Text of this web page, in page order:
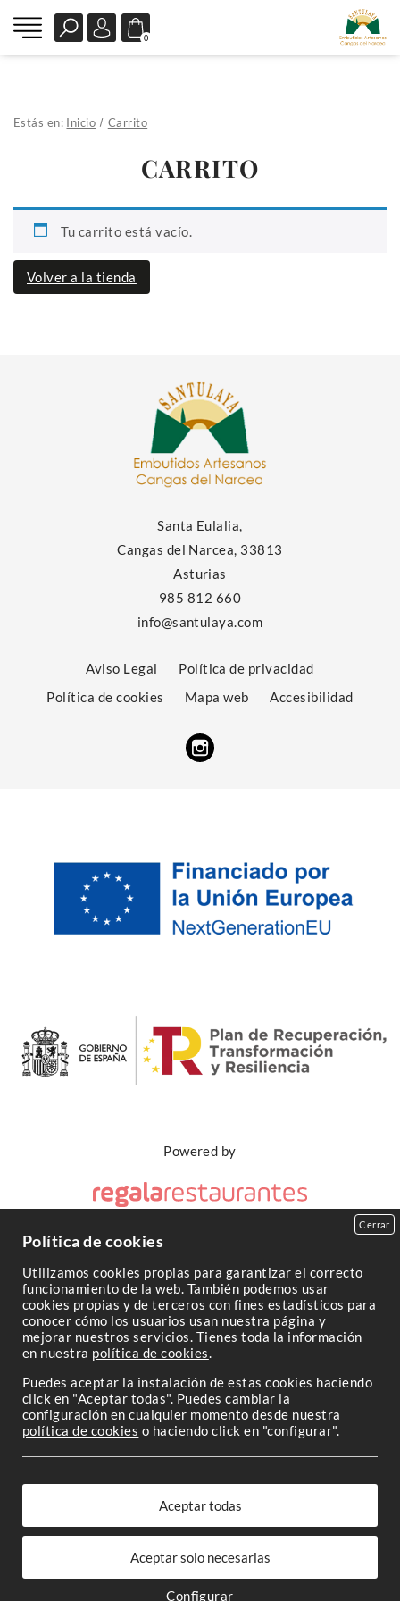
0
Estás en: Inicio Carrito
CARRITO
Tu carrito está vacío.
Volver a la tienda
Santa Eulalia,
Cangas del Narcea, 33813
Asturias
985 812 660
info@santulaya.com
Aviso Legal
Política de privacidad
Política de cookies
Mapa web Accesibilidad
Powered by
Cerrar
Política de cookies
Utilizamos cookies propias para garantizar el correcto
funcionamiento de la web. También podemos usar
cookies propias y de terceros con fines estadísticos para
conocer cómo los usuarios usan nuestra página y
mejorar nuestros servicios. Tienes toda la información
en nuestra política de cookies.
Puedes aceptar la instalación de estas cookies haciendo
click en "Aceptar todas". Puedes cambiar la
configuración en cualquier momento desde nuestra
política de cookies o haciendo click en "configurar".
Configurar